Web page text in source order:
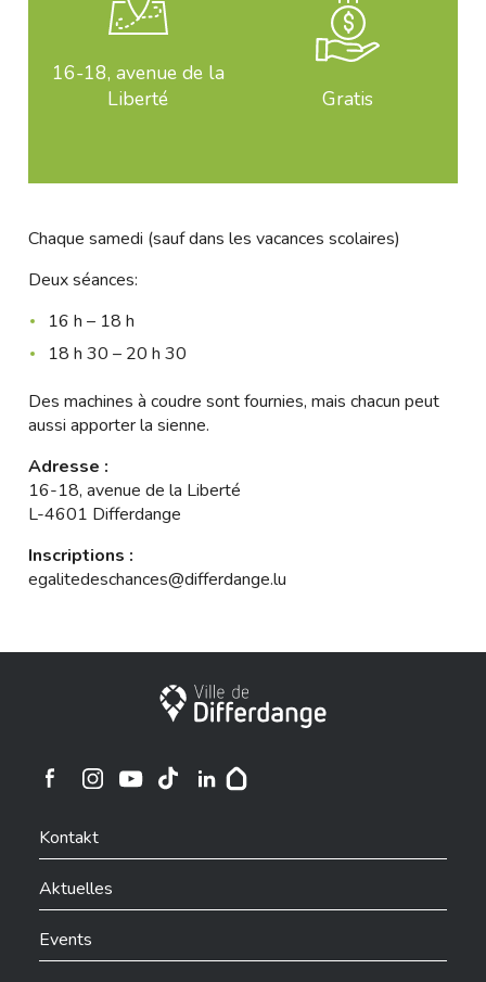
16-18, avenue de la
Liberté
Gratis
Chaque samedi (sauf dans les vacances scolaires)
Deux séances:
16 h – 18 h
18 h 30 – 20 h 30
Des machines à coudre sont fournies, mais chacun peut
aussi apporter la sienne.
Adresse :
16-18, avenue de la Liberté
L-4601 Differdange
Inscriptions :
egalitedeschances@differdange.lu
Stadt Differdingen
Ville de Differdange sur Instagram
Kontakt
Aktuelles
Events